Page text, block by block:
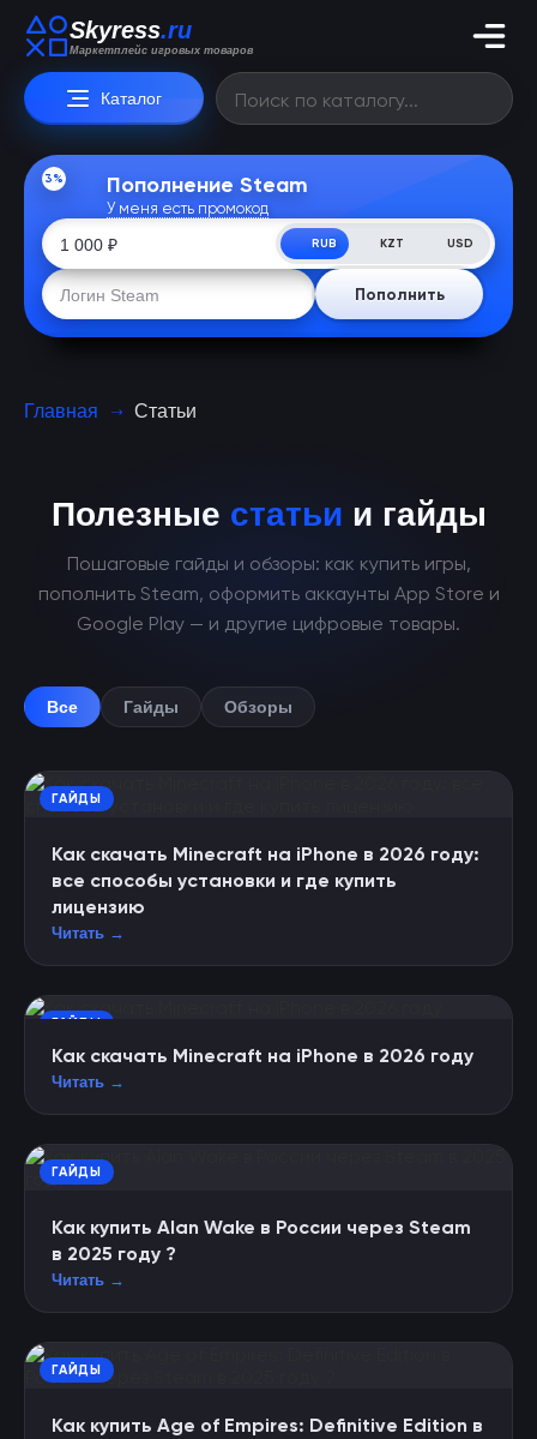
Skyress.ru
Маркетплейс игровых товаров
Каталог
3% Пополнение Steam
У меня есть промокод
RUB KZT USD
Пополнить
Главная Статьи
Полезные статьи и гайды
Пошаговые гайды и обзоры: как купить игры,
пополнить Steam, оформить аккаунты App Store и
Google Play — и другие цифровые товары.
Все Гайды Обзоры
ГАЙДЫ
Как скачать Minecraft на iPhone в 2026 году:
все способы установки и где купить
лицензию
Читать →
ГАЙДЫ
Как скачать Minecraft на iPhone в 2026 году
Читать →
ГАЙДЫ
Как купить Alan Wake в России через Steam
в 2025 году ?
Читать →
ГАЙДЫ
Как купить Age of Empires: Definitive Edition в